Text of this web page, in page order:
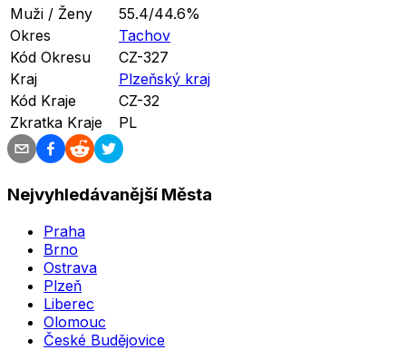
Muži / Ženy
55.4/44.6%
Okres
Tachov
Kód Okresu
CZ-327
Kraj
Plzeňský kraj
Kód Kraje
CZ-32
Zkratka Kraje
PL
Nejvyhledávanější Města
Praha
Brno
Ostrava
Plzeň
Liberec
Olomouc
České Budějovice